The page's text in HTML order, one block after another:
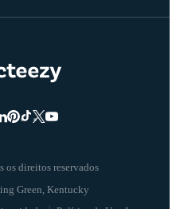
direitos reservados